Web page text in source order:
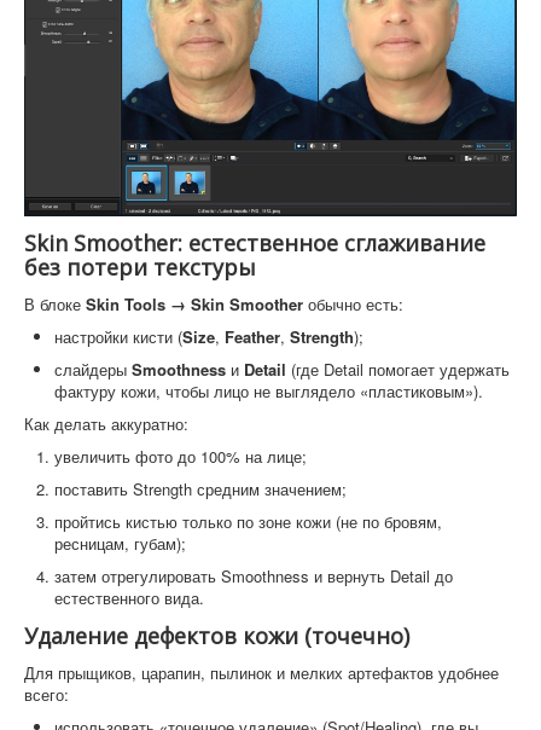
Skin Smoother: естественное сглаживание
без потери текстуры
В блоке Skin Tools → Skin Smoother обычно есть:
настройки кисти (Size, Feather, Strength);
слайдеры Smoothness и Detail (где Detail помогает удержать
фактуру кожи, чтобы лицо не выглядело «пластиковым»).
Как делать аккуратно:
увеличить фото до 100% на лице;
поставить Strength средним значением;
пройтись кистью только по зоне кожи (не по бровям,
ресницам, губам);
затем отрегулировать Smoothness и вернуть Detail до
естественного вида.
Удаление дефектов кожи (точечно)
Для прыщиков, царапин, пылинок и мелких артефактов удобнее
всего: